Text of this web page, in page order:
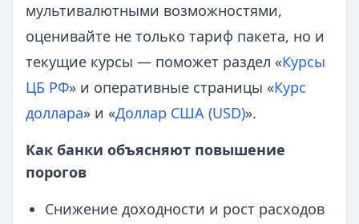
мультивалютными возможностями,
оценивайте не только тариф пакета, но и
текущие курсы — поможет раздел «Курсы
ЦБ РФ» и оперативные страницы «Курс
доллара» и «Доллар США (USD)».
Как банки объясняют повышение
порогов
Снижение доходности и рост расходов